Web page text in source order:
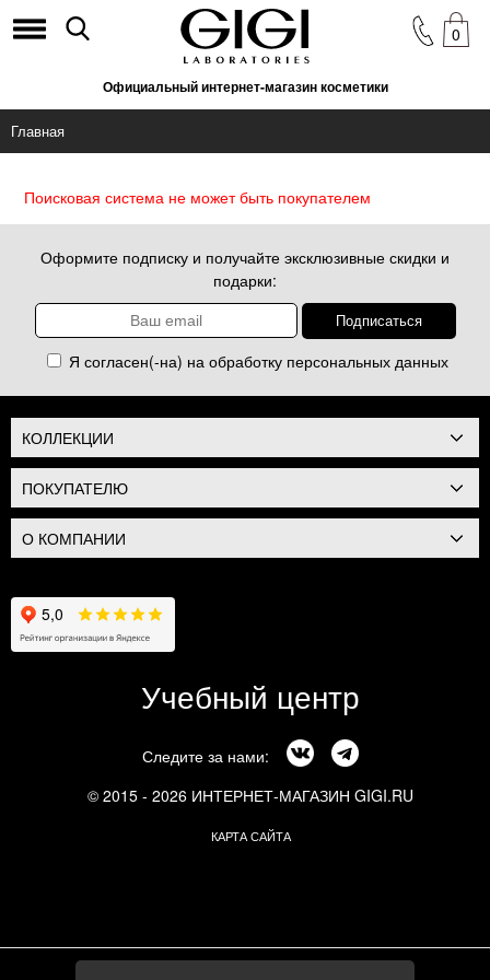
Официальный интернет-магазин косметики
0
Главная
Поисковая система не может быть покупателем
Оформите подписку и получайте эксклюзивные скидки и
подарки:
Я согласен(-на) на обработку персональных данных
КОЛЛЕКЦИИ
ПОКУПАТЕЛЮ
О КОМПАНИИ
Учебный центр
Следите за нами:
© 2015 - 2026 ИНТЕРНЕТ-МАГАЗИН GIGI.RU
КАРТА САЙТА